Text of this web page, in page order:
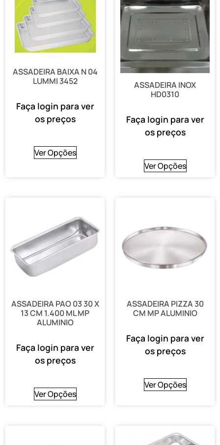
ASSADEIRA BAIXA N 04
LUMMI 3452
Faça login para ver
os preços
Ver Opções
ASSADEIRA INOX
HD0310
Faça login para ver
os preços
Ver Opções
ASSADEIRA PAO 03 30 X
13 CM 1.400 ML MP
ALUMINIO
Faça login para ver
os preços
Ver Opções
ASSADEIRA PIZZA 30
CM MP ALUMINIO
Faça login para ver
os preços
Ver Opções